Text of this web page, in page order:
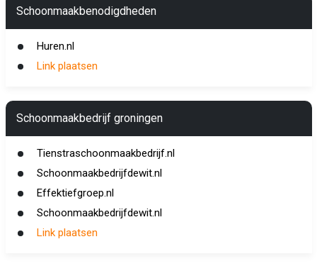
Schoonmaakbenodigdheden
Huren.nl
Link plaatsen
Schoonmaakbedrijf groningen
Tienstraschoonmaakbedrijf.nl
Schoonmaakbedrijfdewit.nl
Effektiefgroep.nl
Schoonmaakbedrijfdewit.nl
Link plaatsen